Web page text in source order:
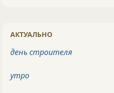
АКТУАЛЬНО
день строителя
утро